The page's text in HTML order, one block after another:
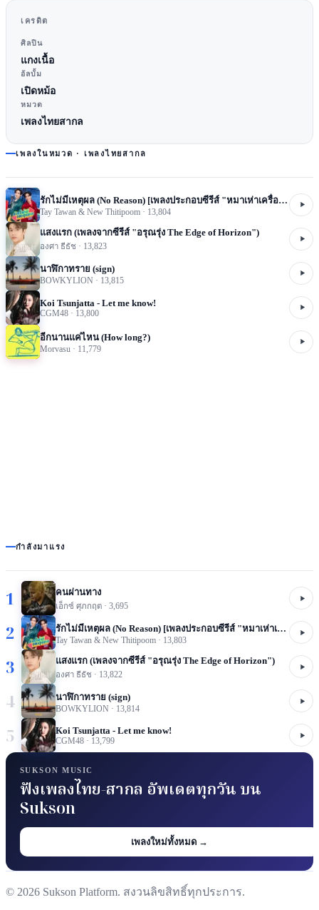
เครดิต
ศิลปิน
แกงเนื้อ
อัลบั้ม
เปิดหม้อ
หมวด
เพลงไทยสากล
เพลงในหมวด · เพลงไทยสากล
รักไม่มีเหตุผล (No Reason) [เพลงประกอบซีรีส์ "หมาเห่าเครื่องบิน A Dog And A Plane"]
Tay Tawan & New Thitipoom · 13,804
แสงแรก (เพลงจากซีรีส์ "อรุณรุ่ง The Edge of Horizon")
องศา ธีธัช · 13,823
นาฬิกาทราย (sign)
BOWKYLION · 13,815
Koi Tsunjatta - Let me know!
CGM48 · 13,800
อีกนานแค่ไหน (How long?)
Morvasu · 11,779
กำลังมาแรง
1 คนผ่านทาง
เอ็กซ์ ศุภกฤต · 3,695
2 รักไม่มีเหตุผล (No Reason) [เพลงประกอบซีรีส์ "หมาเห่าเครื่องบิน A Dog And A Plane"]
Tay Tawan & New Thitipoom · 13,803
3 แสงแรก (เพลงจากซีรีส์ "อรุณรุ่ง The Edge of Horizon")
องศา ธีธัช · 13,822
4 นาฬิกาทราย (sign)
BOWKYLION · 13,814
5 Koi Tsunjatta - Let me know!
CGM48 · 13,799
SUKSON MUSIC
ฟังเพลงไทย-สากล อัพเดตทุกวัน บน
Sukson
เพลงใหม่ทั้งหมด →
© 2026 Sukson Platform. สงวนลิขสิทธิ์ทุกประการ.